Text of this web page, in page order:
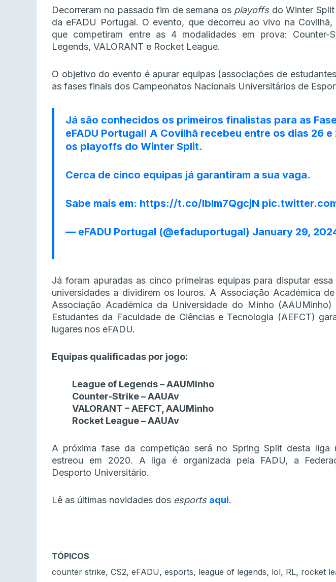
Decorreram no passado fim de semana os playoffsdo Winter Split
da eFADU Portugal. O evento, que decorreu ao vivo na Covilhã,
que competiram entre as 4 modalidades em prova: Counter-
Legends, VALORANT e Rocket League.
O objetivo do evento é apurar equipas (associações de
as fases finais dos Campeonatos Nacionais Universitários de
Já são conhecidos os primeiros finalistas para as
eFADU Portugal! A Covilhã recebeu entre os dias 26
os playoffs do Winter Split.
Cerca de cinco equipas já garantiram a sua vaga.
Sabe mais em: https://t.co/lblm7QgcjN
— eFADU Portugal (@efaduportugal) January 29,
Já foram apuradas as cinco primeiras equipas para disputar
universidades a dividirem os louros. A Associação Académica
Associação Académica da Universidade do Minho
Estudantes da Faculdade de Ciências e Tecnologia (AEFCT)
lugares nos eFADU.
Equipas qualificadas por jogo:
League of Legends – AAUMinho
Counter-Strike – AAUAv
VALORANT – AEFCT, AAUMinho
Rocket League – AAUAv
A próxima fase da competição será no Spring Split desta liga
estreou em 2020. A liga é organizada pela FADU, a
Desporto Universitário.
Lê as últimas novidades dos esports aqui.
TÓPICOS
counter strike, CS2, eFADU, esports, league of legends, lol, RL, rocket